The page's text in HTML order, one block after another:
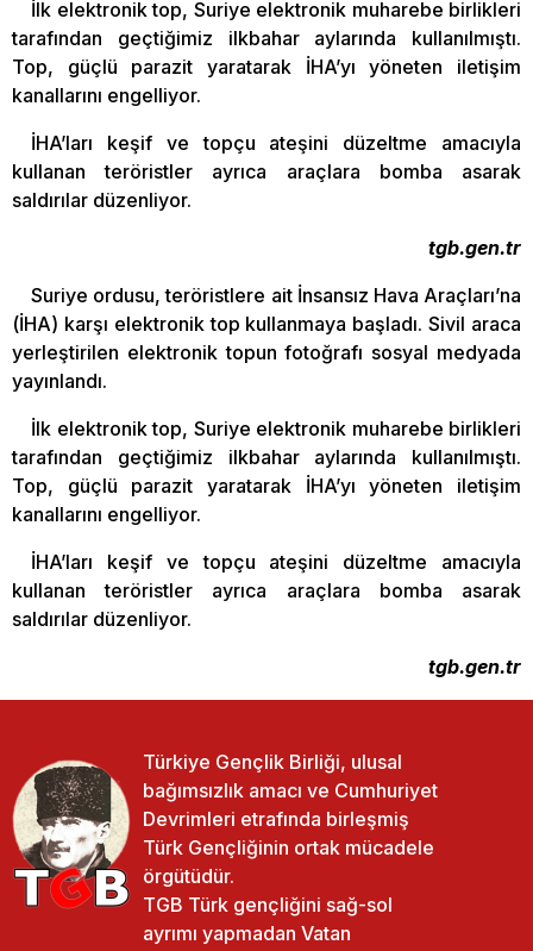
İlk elektronik top, Suriye elektronik muharebe birlikleri
tarafından geçtiğimiz ilkbahar aylarında kullanılmıştı.
Top, güçlü parazit yaratarak İHA’yı yöneten iletişim
kanallarını engelliyor.
İHA’ları keşif ve topçu ateşini düzeltme amacıyla
kullanan teröristler ayrıca araçlara bomba asarak
saldırılar düzenliyor.
tgb.gen.tr
Suriye ordusu, teröristlere ait İnsansız Hava Araçları’na
(İHA) karşı elektronik top kullanmaya başladı. Sivil araca
yerleştirilen elektronik topun fotoğrafı sosyal medyada
yayınlandı.
İlk elektronik top, Suriye elektronik muharebe birlikleri
tarafından geçtiğimiz ilkbahar aylarında kullanılmıştı.
Top, güçlü parazit yaratarak İHA’yı yöneten iletişim
kanallarını engelliyor.
İHA’ları keşif ve topçu ateşini düzeltme amacıyla
kullanan teröristler ayrıca araçlara bomba asarak
saldırılar düzenliyor.
tgb.gen.tr
Türkiye Gençlik Birliği, ulusal
bağımsızlık amacı ve Cumhuriyet
Devrimleri etrafında birleşmiş
Türk Gençliğinin ortak mücadele
örgütüdür.
TGB Türk gençliğini sağ-sol
ayrımı yapmadan Vatan